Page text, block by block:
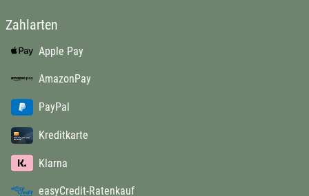
Zahlarten
Apple Pay
AmazonPay
PayPal
Kreditkarte
Klarna
easyCredit-Ratenkauf